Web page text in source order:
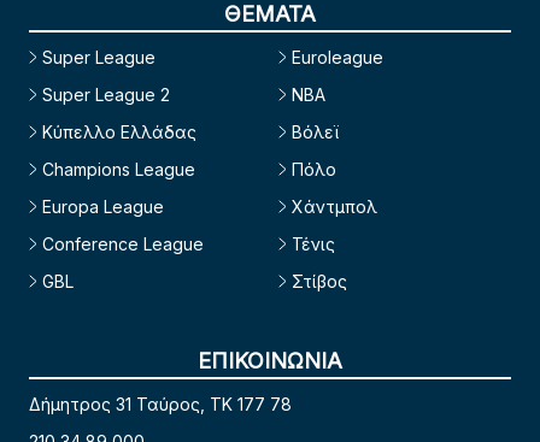
ΘΕΜΑΤΑ
Super League
Super League 2
Κύπελλο Ελλάδας
Champions League
Europa League
Conference League
GBL
Euroleague
NBA
Βόλεϊ
Πόλο
Χάντμπολ
Τένις
Στίβος
ΕΠΙΚΟΙΝΩΝΙΑ
Δήμητρος 31 Ταύρος, TK 177 78